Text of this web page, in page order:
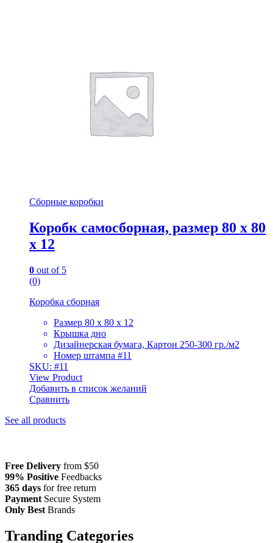
Сборные коробки
Коробк самосборная, размер 80 х 80
х 12
0 out of 5
(0)
Коробка сборная
Размер 80 х 80 х 12
Крышка дно
Дизайнерская бумага, Картон 250-300 гр./м2
Номер штампа #11
SKU: #11
View Product
Добавить в список желаний
Сравнить
See all products
Free Delivery from $50
99% Positive Feedbacks
365 days for free return
Payment Secure System
Only Best Brands
Tranding Categories